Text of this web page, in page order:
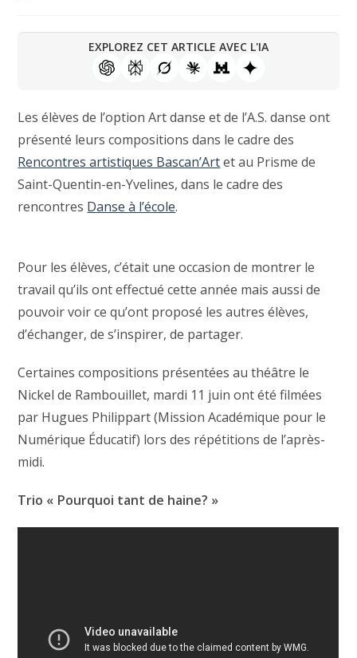
EXPLOREZ CET ARTICLE AVEC L'IA
Les élèves de l’option Art danse et de l’A.S. danse ont
présenté leurs compositions dans le cadre des
Rencontres artistiques Bascan’Artet au Prisme de
Saint-Quentin-en-Yvelines, dans le cadre des
rencontres Danse à l’école.
Pour les élèves, c’était une occasion de montrer le
travail qu’ils ont effectué cette année mais aussi de
pouvoir voir ce qu’ont proposé les autres élèves,
d’échanger, de s’inspirer, de partager.
Certaines compositions présentées au théâtre le
Nickel de Rambouillet, mardi 11 juin ont été filmées
par Hugues Philippart (Mission Académique pour le
Numérique Éducatif) lors des répétitions de l’après-
midi.
Trio « Pourquoi tant de haine? »